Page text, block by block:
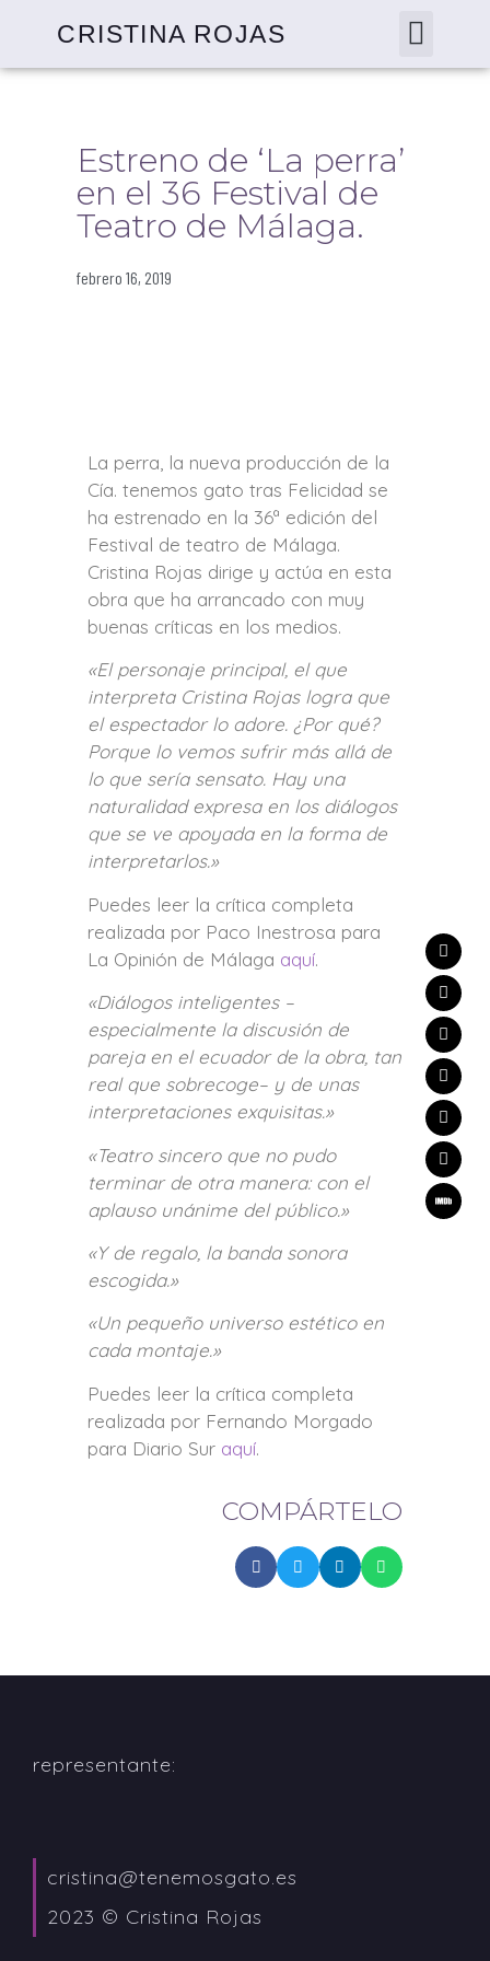
CRISTINA ROJAS
Estreno de ‘La perra’
en el 36 Festival de
Teatro de Málaga.
febrero 16, 2019
La perra, la nueva producción de la
Cía. tenemos gato tras Felicidad se
ha estrenado en la 36ª edición del
Festival de teatro de Málaga.
Cristina Rojas dirige y actúa en esta
obra que ha arrancado con muy
buenas críticas en los medios.
«El personaje principal, el que
interpreta Cristina Rojas logra que
el espectador lo adore. ¿Por qué?
Porque lo vemos sufrir más allá de
lo que sería sensato. Hay una
naturalidad expresa en los diálogos
que se ve apoyada en la forma de
interpretarlos.»
Puedes leer la crítica completa
realizada por Paco Inestrosa para
La Opinión de Málaga aquí.
«Diálogos inteligentes –
especialmente la discusión de
pareja en el ecuador de la obra, tan
real que sobrecoge– y de unas
interpretaciones exquisitas.»
«Teatro sincero que no pudo
terminar de otra manera: con el
aplauso unánime del público.»
«Y de regalo, la banda sonora
escogida.»
«Un pequeño universo estético en
cada montaje.»
Puedes leer la crítica completa
realizada por Fernando Morgado
para Diario Sur aquí.
COMPÁRTELO
representante:
cristina@tenemosgato.es
2023 © Cristina Rojas